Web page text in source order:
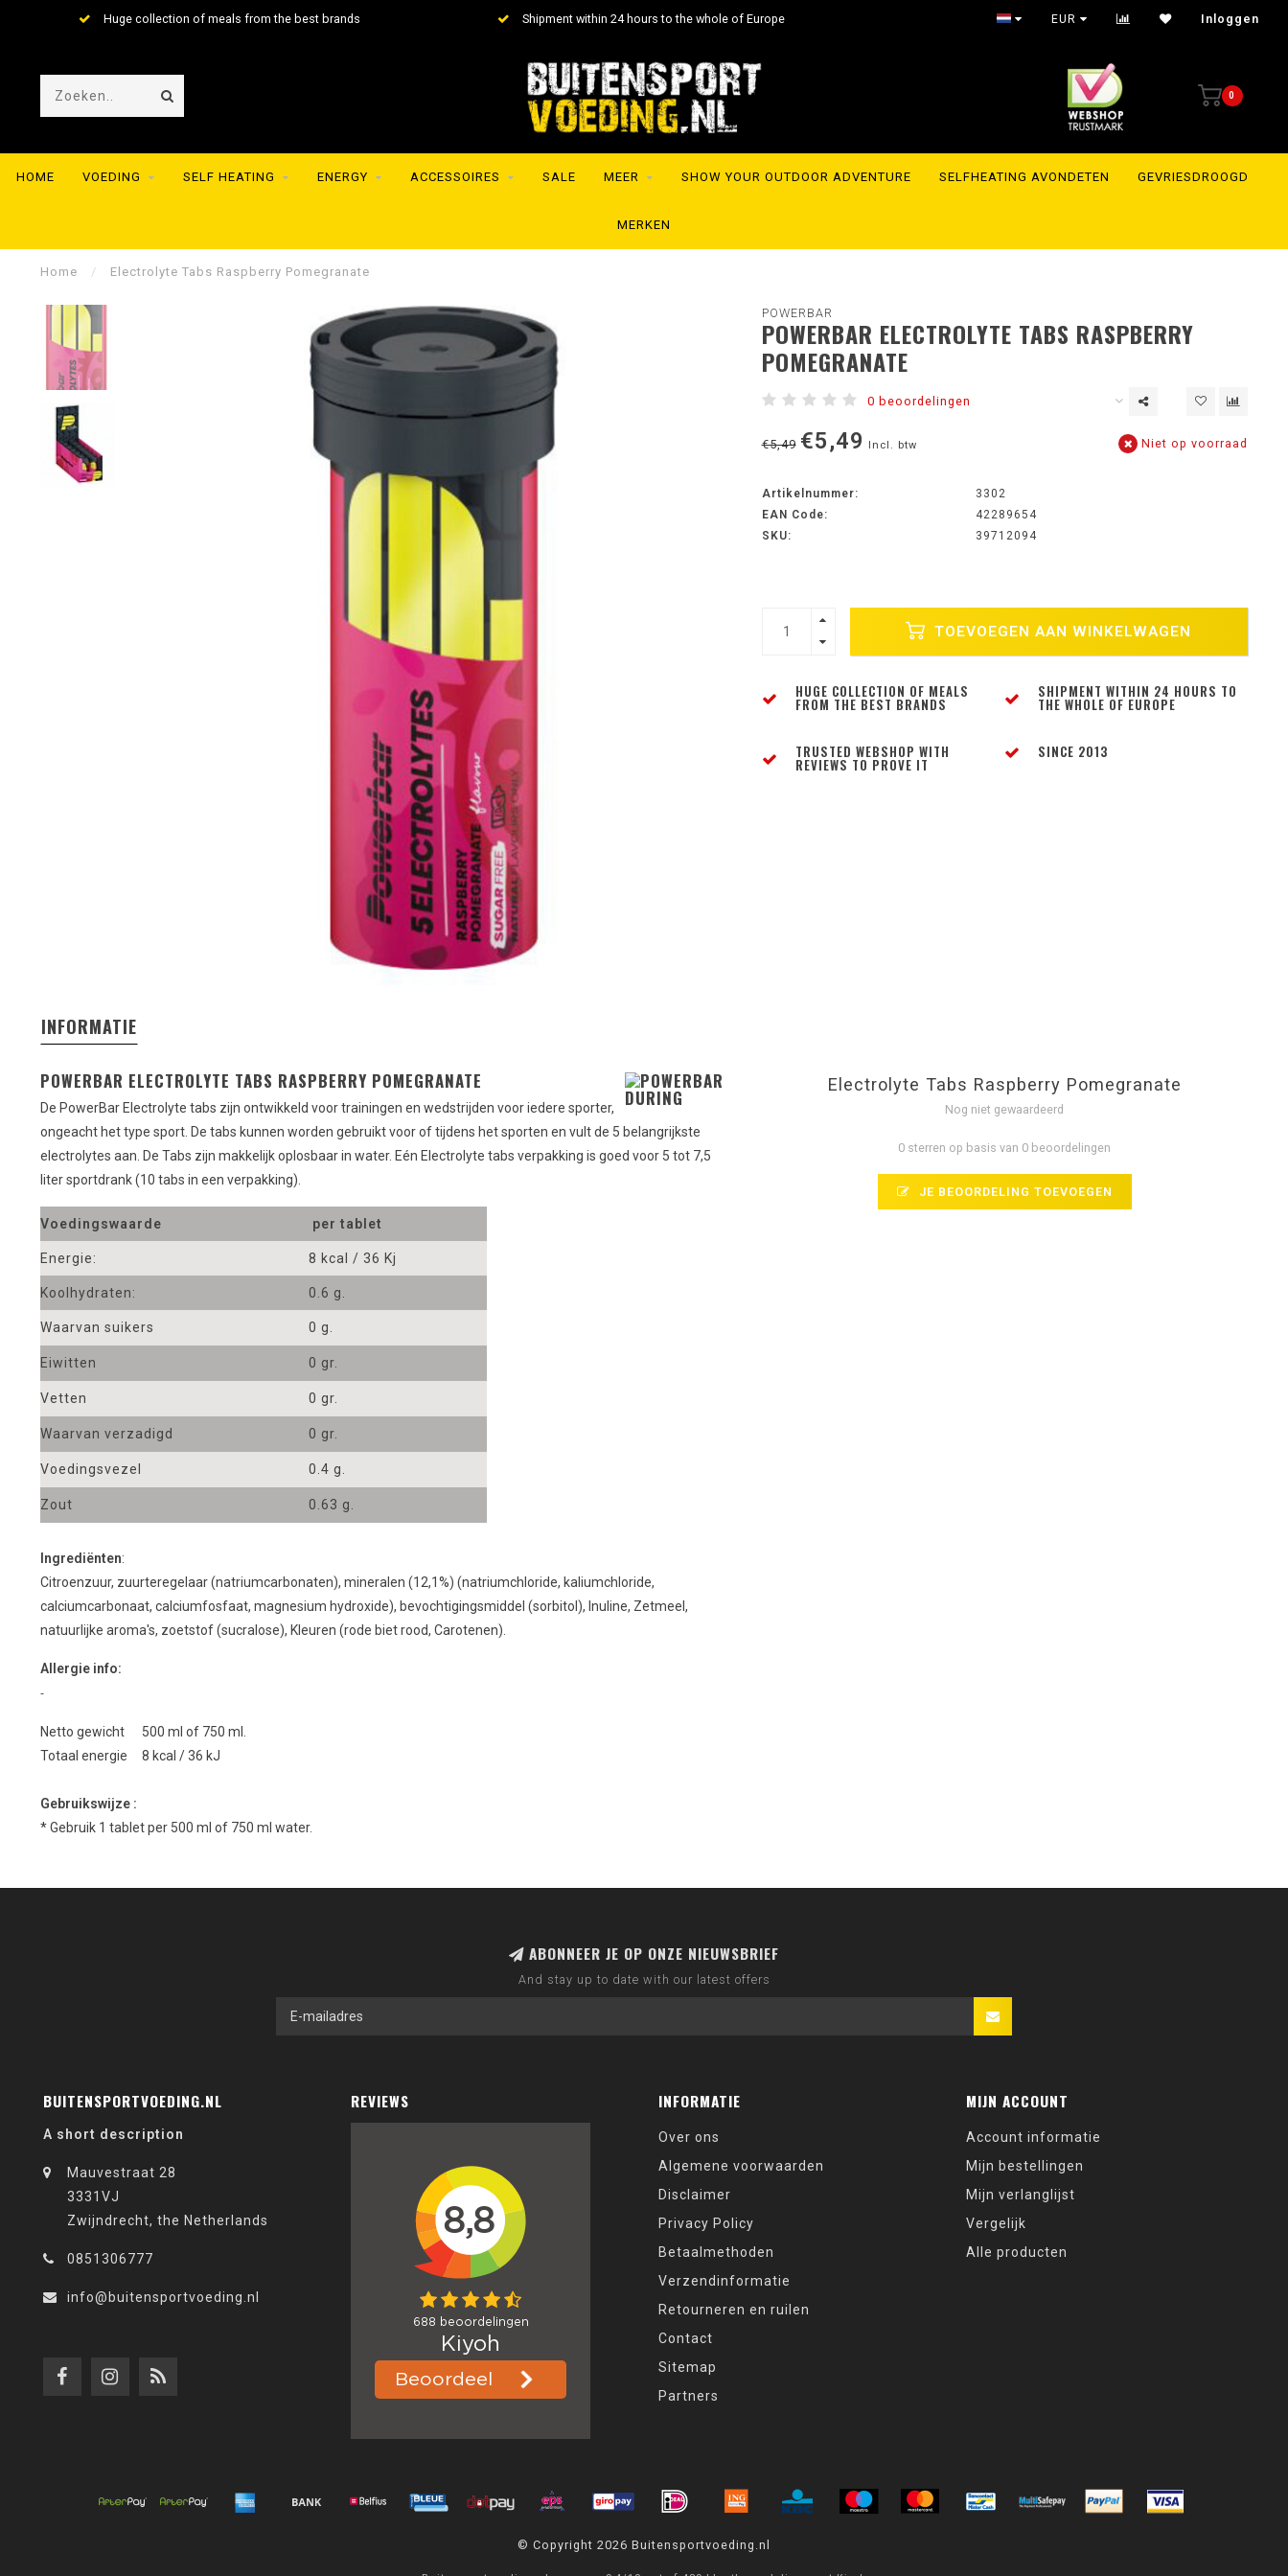
Huge collection of meals from the best brands Shipment within 24 hours to the whole of Europe EUR Inloggen
0
HOME VOEDING SELF HEATING ENERGY ACCESSOIRES SALE MEER SHOW YOUR OUTDOOR ADVENTURE SELFHEATING AVONDETEN GEVRIESDROOGD
MERKEN
Home / Electrolyte Tabs Raspberry Pomegranate
POWERBAR
POWERBAR ELECTROLYTE TABS RASPBERRY
POMEGRANATE
0 beoordelingen
€5,49 €5,49 Incl. btw Niet op voorraad
Artikelnummer:
3302
EAN Code:
42289654
SKU:
39712094
TOEVOEGEN AAN WINKELWAGEN
HUGE COLLECTION OF MEALS
FROM THE BEST BRANDS
SHIPMENT WITHIN 24 HOURS TO
THE WHOLE OF EUROPE
TRUSTED WEBSHOP WITH
REVIEWS TO PROVE IT
SINCE 2013
INFORMATIE
POWERBAR ELECTROLYTE TABS RASPBERRY POMEGRANATE
De PowerBar Electrolyte tabs zijn ontwikkeld voor trainingen en wedstrijden voor iedere sporter,
ongeacht het type sport. De tabs kunnen worden gebruikt voor of tijdens het sporten en vult de 5 belangrijkste
electrolytes aan. De Tabs zijn makkelijk oplosbaar in water. Eén Electrolyte tabs verpakking is goed voor 5 tot 7,5
liter sportdrank (10 tabs in een verpakking).
Voedingswaarde per tablet
Energie: 8 kcal / 36 Kj
Koolhydraten: 0.6 g.
Waarvan suikers 0 g.
Eiwitten 0 gr.
Vetten 0 gr.
Waarvan verzadigd 0 gr.
Voedingsvezel 0.4 g.
Zout 0.63 g.
Ingrediënten:
Citroenzuur, zuurteregelaar(natriumcarbonaten), mineralen (12,1%) (natriumchloride, kaliumchloride,
calciumcarbonaat, calciumfosfaat, magnesium hydroxide), bevochtigingsmiddel (sorbitol), Inuline, Zetmeel ,
natuurlijke aroma's, zoetstof(sucralose), Kleuren (rode bietrood, Carotenen).
Allergie info:
-
Netto gewicht 500 ml of 750 ml.
Totaal energie 8 kcal / 36 kJ
Gebruikswijze :
* Gebruik 1 tablet per 500 ml of 750 ml water.
Electrolyte Tabs Raspberry Pomegranate
Nog niet gewaardeerd
0 sterren op basis van 0 beoordelingen
JE BEOORDELING TOEVOEGEN
ABONNEER JE OP ONZE NIEUWSBRIEF
And stay up to date with our latest offers
BUITENSPORTVOEDING.NL
A short description
Mauvestraat 28
3331VJ
Zwijndrecht, the Netherlands
0851306777
info@buitensportvoeding.nl
REVIEWS INFORMATIE
Over ons
Algemene voorwaarden
Disclaimer
Privacy Policy
Betaalmethoden
Verzendinformatie
Retourneren en ruilen
Contact
Sitemap
Partners
MIJN ACCOUNT
Account informatie
Mijn bestellingen
Mijn verlanglijst
Vergelijk
Alle producten
© Copyright 2026 Buitensportvoeding.nl